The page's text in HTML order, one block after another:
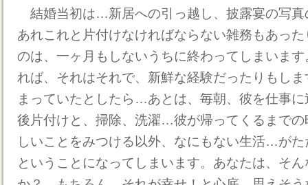
結婚当初は…新居への引っ越し、披露宴の写
あれこれと片付けなければならない雑務もあっ
のは、一ヶ月もしないうちに終わってしまいま
れば、それはそれで、新鮮な経験だったりもし
まっていたとしたら…あとは、毎朝、彼を仕事
後片付けと、掃除、洗濯…彼が帰ってくるまで
しいことをみつける以外、なにもない生活…が
ということになってしまいます。あなたは、そ